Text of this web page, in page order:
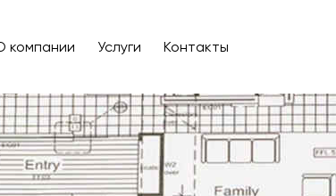
компании Услуги Контакты